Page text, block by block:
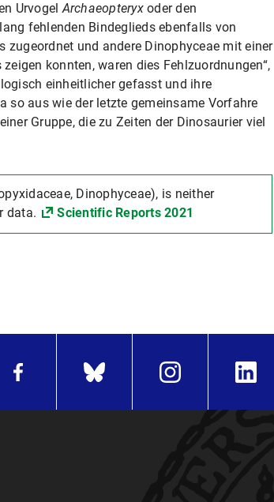
UrvogelArchaeopteryxoder den
fehlenden Bindeglieds ebenfalls von
zugeordnet und andere Dinophyceae mit einer
konnten, waren dies Fehlzuordnungen“,
einheitlicher gefasst und ihre
so aus wie der letzte gemeinsame Vorfahre
Gruppe, die zu Zeiten der Dinosaurier viel
Dinophyceae), is neither
data.
Scientific Reports 2021